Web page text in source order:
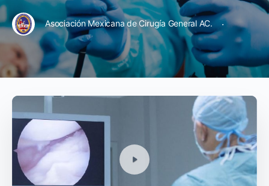
Asociación Mexicana de Cirugía General AC. ·